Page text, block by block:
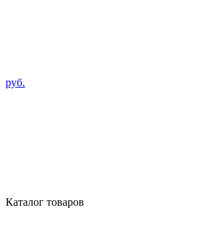
руб.
Каталог товаров